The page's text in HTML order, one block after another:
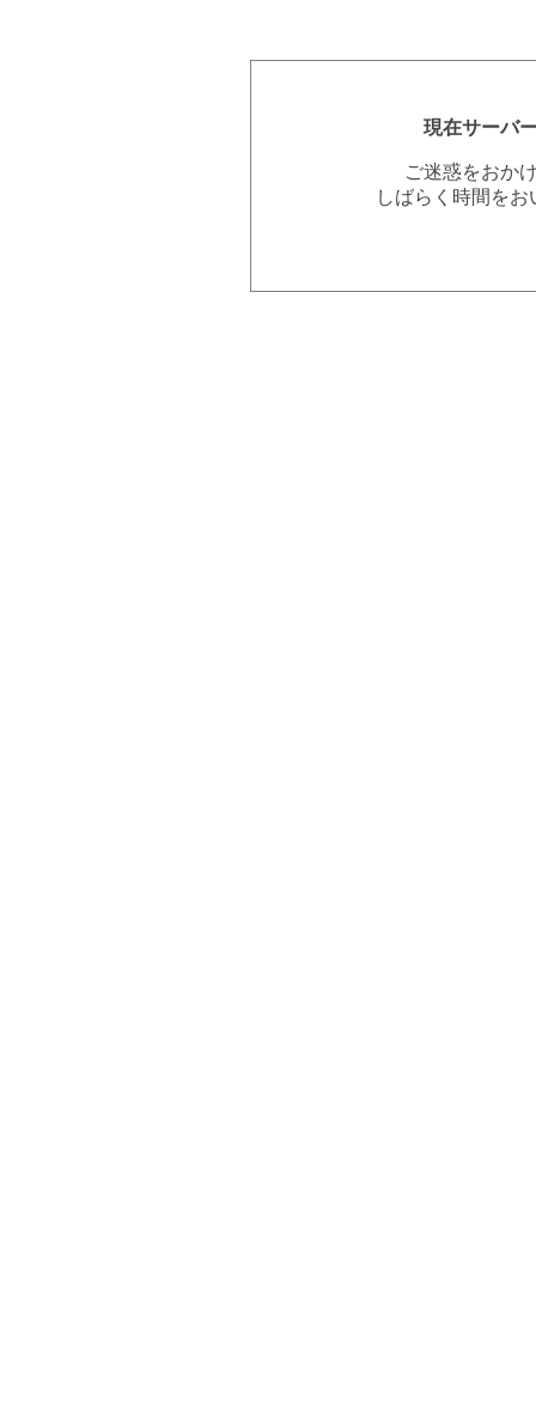
現在サーバ
ご迷惑をおか
しばらく時間を